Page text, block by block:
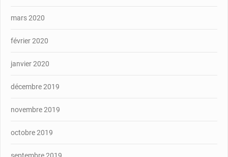
mars 2020
février 2020
janvier 2020
décembre 2019
novembre 2019
octobre 2019